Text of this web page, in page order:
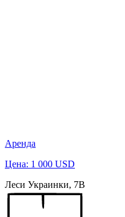
Аренда
Цена: 1 000 USD
Леси Украинки, 7В